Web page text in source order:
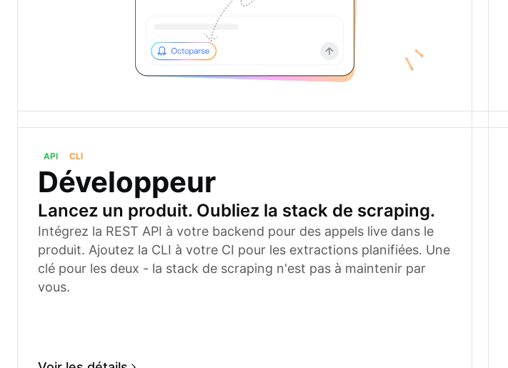
API CLI
Développeur
Lancez un produit. Oubliez la stack de scraping.
Intégrez la REST API à votre backend pour des appels live dans le
produit. Ajoutez la CLI à votre CI pour les extractions planifiées. Une
clé pour les deux - la stack de scraping n'est pas à maintenir par
vous.